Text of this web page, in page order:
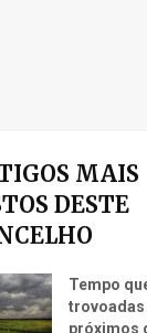
MAIS
DESTE
Tempo
trovoadas
próximos